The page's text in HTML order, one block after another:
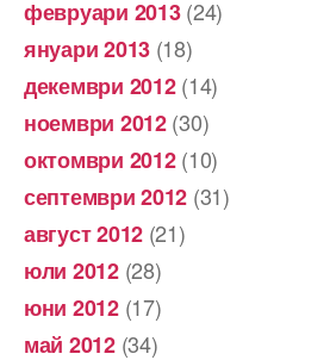
февруари 2013(24)
януари 2013 (18)
декември 2012(14)
ноември 2012(30)
октомври 2012(10)
септември 2012 (31)
август 2012 (21)
юли 2012(28)
юни 2012(17)
май 2012(34)